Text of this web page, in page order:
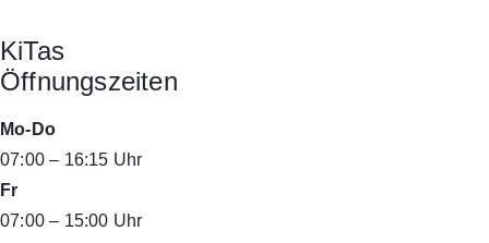
KiTas
Öffnungszeiten
Mo-Do
07:00 – 16:15 Uhr
Fr
07:00 – 15:00 Uhr